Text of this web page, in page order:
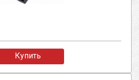
Купить